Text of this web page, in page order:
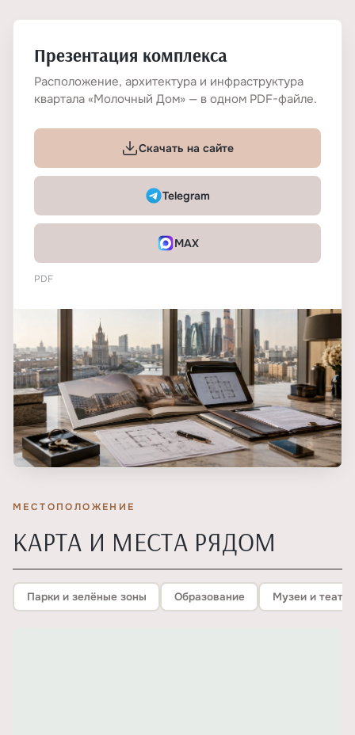
Презентация комплекса
Расположение, архитектура и инфраструктура
квартала «Молочный Дом» — в одном PDF-файле.
Скачать на сайте
Telegram
MAX
PDF
МЕСТОПОЛОЖЕНИЕ
КАРТА И МЕСТА РЯДОМ
Парки и зелёные зоны Образование Музеи и